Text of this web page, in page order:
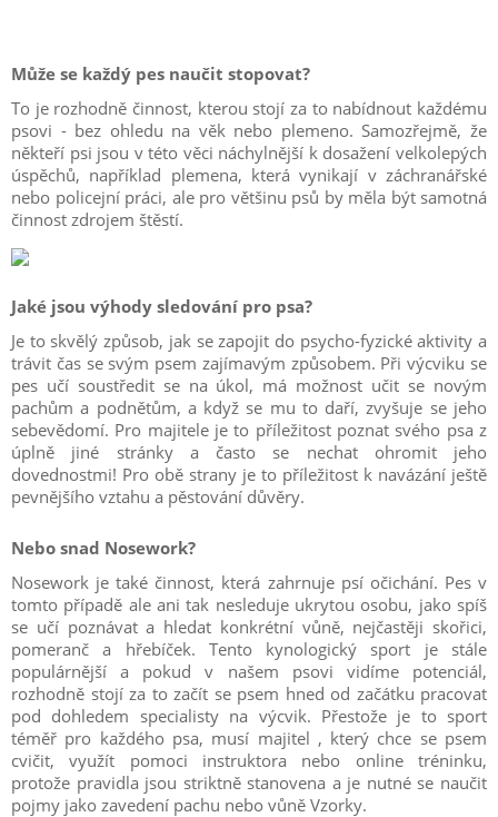
Může se každý pes naučit stopovat?
To je rozhodně činnost, kterou stojí za to nabídnout každému
psovi - bez ohledu na věk nebo plemeno. Samozřejmě, že
někteří psi jsou v této věci náchylnější k dosažení velkolepých
úspěchů, například plemena, která vynikají v záchranářské
nebo policejní práci, ale pro většinu psů by měla být samotná
činnost zdrojem štěstí.
Jaké jsou výhody sledování pro psa?
Je to skvělý způsob, jak se zapojit do psycho-fyzické aktivity a
trávit čas se svým psem zajímavým způsobem. Při výcviku se
pes učí soustředit se na úkol, má možnost učit se novým
pachům a podnětům, a když se mu to daří, zvyšuje se jeho
sebevědomí. Pro majitele je to příležitost poznat svého psa z
úplně jiné stránky a často se nechat ohromit jeho
dovednostmi! Pro obě strany je to příležitost k navázání ještě
pevnějšího vztahu a pěstování důvěry.
Nebo snad Nosework?
Nosework je také činnost, která zahrnuje psí očichání. Pes v
tomto případě ale ani tak nesleduje ukrytou osobu, jako spíš
se učí poznávat a hledat konkrétní vůně, nejčastěji skořici,
pomeranč a hřebíček. Tento kynologický sport je stále
populárnější a pokud v našem psovi vidíme potenciál,
rozhodně stojí za to začít se psem hned od začátku pracovat
pod dohledem specialisty na výcvik. Přestože je to sport
téměř pro každého psa, musí majitel , který chce se psem
cvičit, využít pomoci instruktora nebo online tréninku,
protože pravidla jsou striktně stanovena a je nutné se naučit
pojmy jako zavedení pachu nebo vůně Vzorky.